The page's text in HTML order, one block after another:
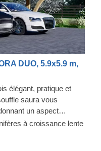
DUO, 5.9x5.9 m,
élégant, pratique et
saura vous
un aspect
être serein quand
DUO. Ce carport
violents, et saura
à croissance lente